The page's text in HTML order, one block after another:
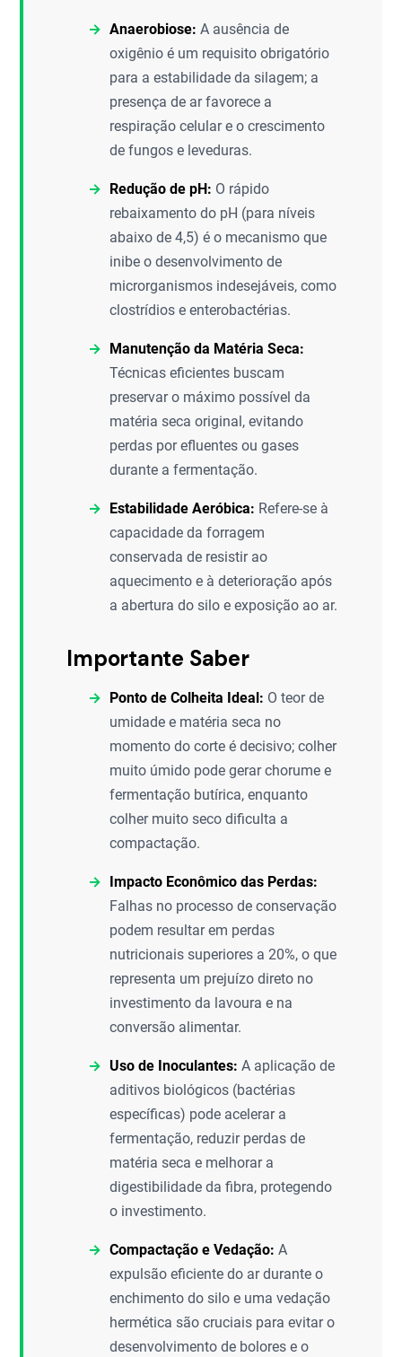
Anaerobiose: A ausência de
oxigênio é um requisito obrigatório
para a estabilidade da silagem; a
presença de ar favorece a
respiração celular e o crescimento
de fungos e leveduras.
Redução de pH: O rápido
rebaixamento do pH (para níveis
abaixo de 4,5) é o mecanismo que
inibe o desenvolvimento de
microrganismos indesejáveis, como
clostrídios e enterobactérias.
Manutenção da Matéria Seca:
Técnicas eficientes buscam
preservar o máximo possível da
matéria seca original, evitando
perdas por efluentes ou gases
durante a fermentação.
Estabilidade Aeróbica: Refere-se à
capacidade da forragem
conservada de resistir ao
aquecimento e à deterioração após
a abertura do silo e exposição ao ar.
Importante Saber
Ponto de Colheita Ideal: O teor de
umidade e matéria seca no
momento do corte é decisivo; colher
muito úmido pode gerar chorume e
fermentação butírica, enquanto
colher muito seco dificulta a
compactação.
Impacto Econômico das Perdas:
Falhas no processo de conservação
podem resultar em perdas
nutricionais superiores a 20%, o que
representa um prejuízo direto no
investimento da lavoura e na
conversão alimentar.
Uso de Inoculantes: A aplicação de
aditivos biológicos (bactérias
específicas) pode acelerar a
fermentação, reduzir perdas de
matéria seca e melhorar a
digestibilidade da fibra, protegendo
o investimento.
Compactação e Vedação: A
expulsão eficiente do ar durante o
enchimento do silo e uma vedação
hermética são cruciais para evitar o
desenvolvimento de bolores e o